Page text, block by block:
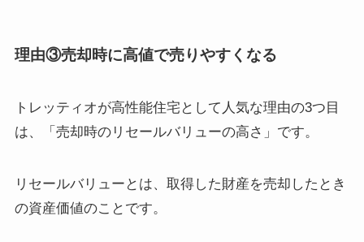
理由③売却時に高値で売りやすくなる
トレッティオが高性能住宅として人気な理由の3つ目
は、「売却時のリセールバリューの高さ」です。
リセールバリューとは、取得した財産を売却したとき
の資産価値のことです。